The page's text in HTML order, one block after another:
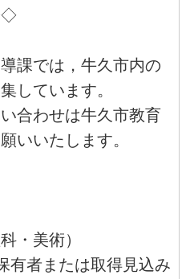
課では，牛久市内の
しています。
合わせは牛久市教育
いいたします。
・美術）
有者または取得見込み